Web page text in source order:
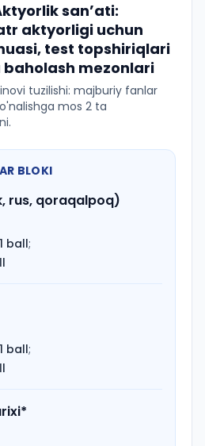
sanʼati:
aktyorligi uchun
test topshiriqlari
mezonlari
tuzilishi: majburiy fanlar
mos 2 ta
BLOKI
rus, qoraqalpoq)
ball;
ball;
*